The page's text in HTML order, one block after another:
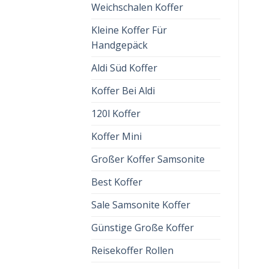
Weichschalen Koffer
Kleine Koffer Für
Handgepäck
Aldi Süd Koffer
Koffer Bei Aldi
120l Koffer
Koffer Mini
Großer Koffer Samsonite
Best Koffer
Sale Samsonite Koffer
Günstige Große Koffer
Reisekoffer Rollen